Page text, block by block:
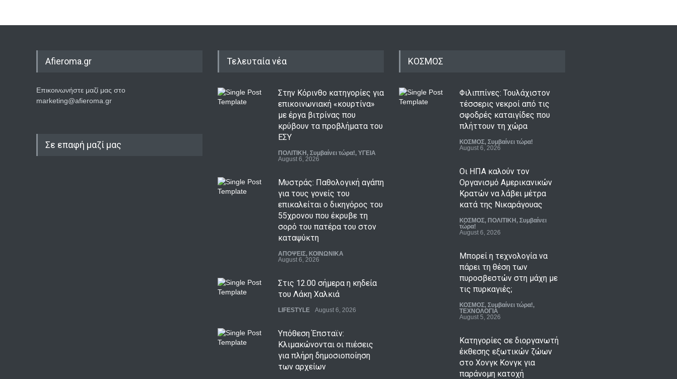
Afieroma.gr
Επικοινωνήστε μαζί μας στο
marketing@afieroma.gr
Σε επαφή μαζί μας
Τελευταία νέα
Στην Κόρινθο κατηγορίες για
επικοινωνιακή «κουρτίνα»
με έργα βιτρίνας που
κρύβουν τα προβλήματα του
ΕΣΥ
ΠΟΛΙΤΙΚΗ , Συμβαίνει τώρα!, ΥΓΕΙΑ
August 6, 2026
Μυστράς: Παθολογική αγάπη
για τους γονείς του
επικαλείται ο δικηγόρος του
55χρονου που έκρυβε τη
σορό του πατέρα του στον
καταψύκτη
ΑΠΟΨΕΙΣ, ΚΟΙΝΩΝΙΚΑ
August 6, 2026
Στις 12.00 σήμερα η κηδεία
του Λάκη Χαλκιά
LIFESTYLE August 6, 2026
Υπόθεση Έπσταϊν:
Κλιμακώνονται οι πιέσεις
για πλήρη δημοσιοποίηση
των αρχείων
ΚΟΣΜΟΣ
Φιλιππίνες: Τουλάχιστον
τέσσερις νεκροί από τις
σφοδρές καταιγίδες που
πλήττουν τη χώρα
ΚΟΣΜΟΣ, Συμβαίνει τώρα!
August 6, 2026
Οι ΗΠΑ καλούν τον
Οργανισμό Αμερικανικών
Κρατών να λάβει μέτρα
κατά της Νικαράγουας
ΚΟΣΜΟΣ, ΠΟΛΙΤΙΚΗ , Συμβαίνει
τώρα!
August 6, 2026
Μπορεί η τεχνολογία να
πάρει τη θέση των
πυροσβεστών στη μάχη με
τις πυρκαγιές;
ΚΟΣΜΟΣ, Συμβαίνει τώρα!,
ΤΕΧΝΟΛΟΓΙΑ
August 5, 2026
Κατηγορίες σε διοργανωτή
έκθεσης εξωτικών ζώων
στο Χονγκ Κονγκ για
παράνομη κατοχή